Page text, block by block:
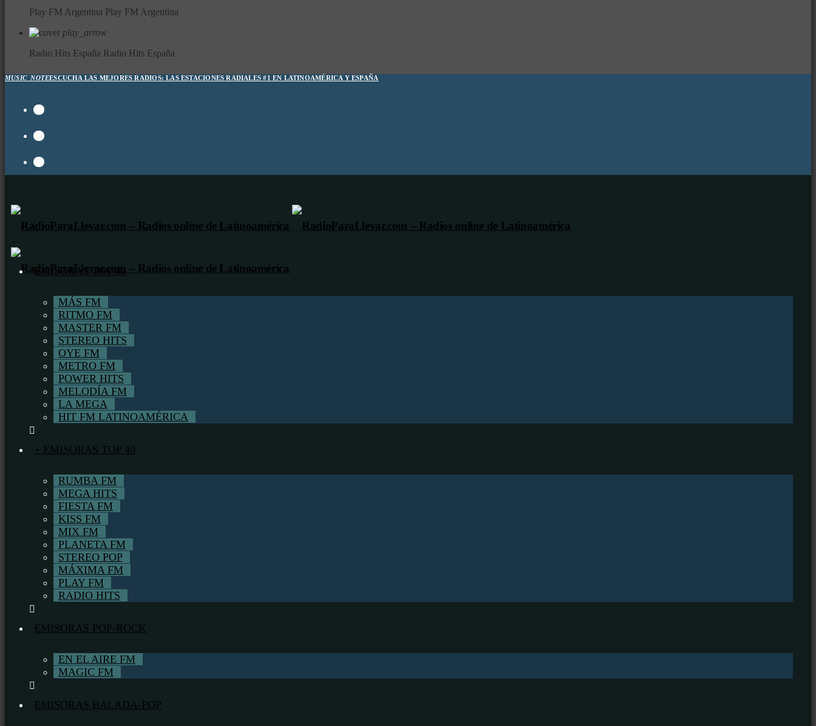
Play FM Argentina Play FM Argentina
play_arrow
Radio Hits España Radio Hits España
MUSIC_NOTEESCUCHA LAS MEJORES RADIOS:LAS ESTACIONES RADIALES #1 EN LATINOAMÉRICA Y ESPAÑA
EMISORAS TOP 40
MÁS FM
RITMO FM
MASTER FM
STEREO HITS
OYE FM
METRO FM
POWER HITS
MELODÍA FM
LA MEGA
HIT FM LATINOAMÉRICA
+ EMISORAS TOP 40
RUMBA FM
MEGA HITS
FIESTA FM
KISS FM
MIX FM
PLANETA FM
STEREO POP
MÁXIMA FM
PLAY FM
RADIO HITS
EMISORAS POP-ROCK
EN EL AIRE FM
MAGIC FM
EMISORAS BALADA-POP